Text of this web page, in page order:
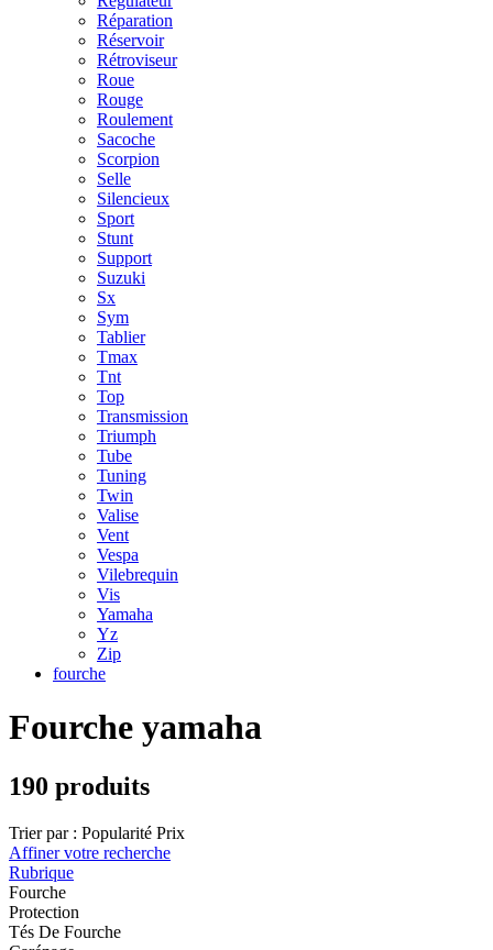
Réparation
Réservoir
Rétroviseur
Roue
Rouge
Roulement
Sacoche
Scorpion
Selle
Silencieux
Sport
Stunt
Support
Suzuki
Sx
Sym
Tablier
Tmax
Tnt
Top
Transmission
Triumph
Tube
Tuning
Twin
Valise
Vent
Vespa
Vilebrequin
Vis
Yamaha
Yz
Zip
fourche
Fourche yamaha
190 produits
Trier par : Popularité Prix
Affiner votre recherche
Rubrique
Fourche
Protection
Tés De Fourche